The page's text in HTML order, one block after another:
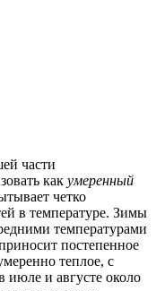
части
как умеренный
четко
в температуре. Зимы
температурами
постепенное
теплое, с
и августе около